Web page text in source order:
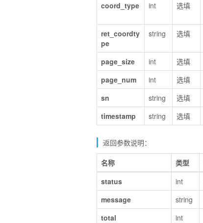
coord_type
int 选填
ret_coordty
pe
string 选填
page_size int 选填
page_num
int 选填
sn
string 选填
timestamp
string 选填
返回参数说明：
名称 类型
status
int
message
string
total
int